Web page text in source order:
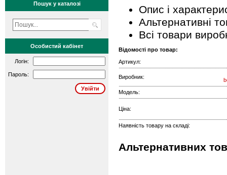
Пошук у каталозі
Особистий кабінет
Логін:
Пароль:
Опис і
Альтернативні
Всі товари
Відомості про товар:
Артикул:
Виробник:
Модель:
Ціна:
Наявність товару на складі:
Альтернативних